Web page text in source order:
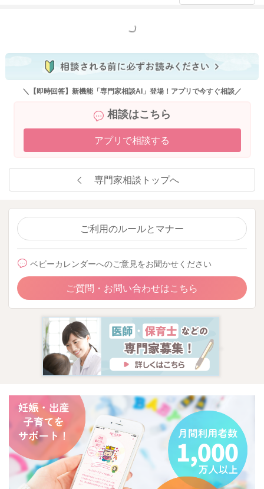
もっと見る
＼【即時回答】新機能「専門家相談AI」登場！アプリで今すぐ相談／
相談はこちら
アプリで相談する
専門家相談トップへ
ご利用のルールとマナー
ベビーカレンダーへのご意見をお聞かせください
ご質問・お問い合わせはこちら